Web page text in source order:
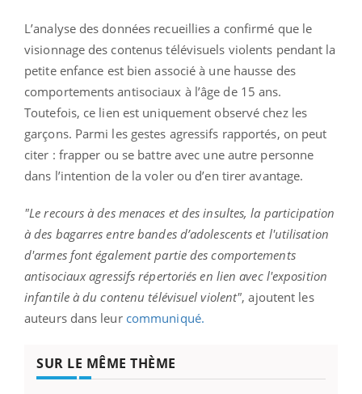
L’analyse des données recueillies a confirmé que le
visionnage des contenus télévisuels violents pendant la
petite enfance est bien associé à une hausse des
comportements antisociaux à l’âge de 15 ans.
Toutefois, ce lien est uniquement observé chez les
garçons. Parmi les gestes agressifs rapportés, on peut
citer : frapper ou se battre avec une autre personne
dans l’intention de la voler ou d’en tirer avantage.
"Le recours à des menaces et des insultes, la participation
à des bagarres entre bandes d’adolescents et l'utilisation
d'armes font également partie des comportements
antisociaux agressifs répertoriés en lien avec l'exposition
infantile à du contenu télévisuel violent", ajoutent les
auteurs dans leur communiqué.
SUR LE MÊME THÈME